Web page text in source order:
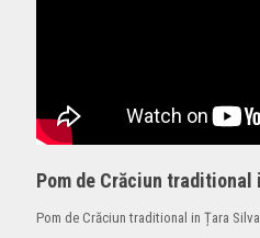
Pom de Crăciun
Pom de Crăciun traditional in Țara